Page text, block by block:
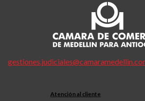
Atención al cliente